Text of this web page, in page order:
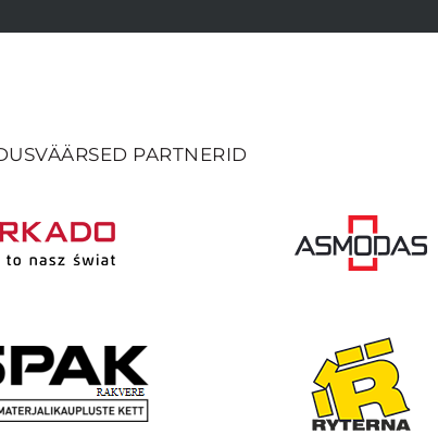
PARTNERID